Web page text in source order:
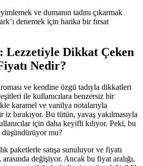
ve dumanın tadını çıkarmak
denemek için harika bir fırsat
Lezzetiyle Dikkat Çeken
Nedir?
ve kendine özgü tadıyla dikkatleri
ile kullanıcılara benzersiz bir
karamel ve vanilya notalarıyla
bırakıyor. Bu tütün, yavaş yakılmasıyla
için daha keyifli kılıyor. Peki, bu
mu?
paketlerle satışa sunuluyor ve fiyatı
değişiyor. Ancak bu fiyat aralığı,